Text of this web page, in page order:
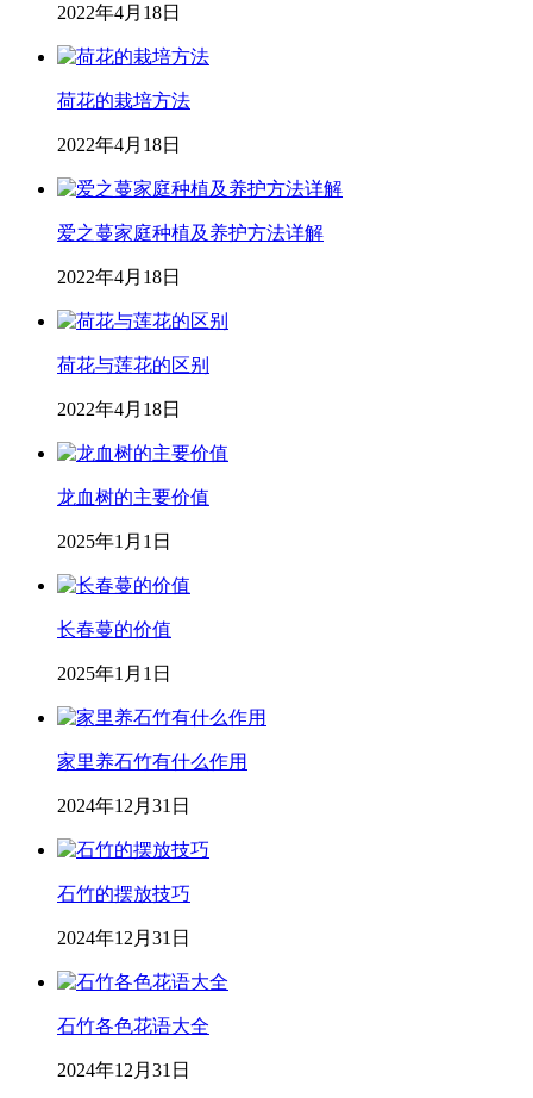
2022年4月18日
荷花的栽培方法
2022年4月18日
爱之蔓家庭种植及养护方法详解
2022年4月18日
荷花与莲花的区别
2022年4月18日
龙血树的主要价值
2025年1月1日
长春蔓的价值
2025年1月1日
家里养石竹有什么作用
2024年12月31日
石竹的摆放技巧
2024年12月31日
石竹各色花语大全
2024年12月31日